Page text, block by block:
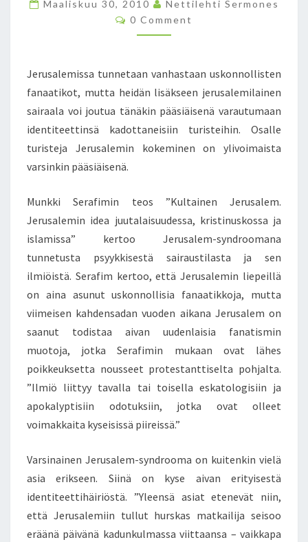
M
I
L
N
E
N
S
A
I
L
R
A
U
U
P
Ä
S
I
I
U
R
I
Maaliskuu 30, 2010
Nettilehti Sermones
C
O
N
T
S
0 Comment
Jerusalemissa tunnetaan vanhastaan uskonnollisten
fanaatikot, mutta heidän lisäkseen jerusalemilainen
sairaala voi joutua tänäkin pääsiäisenä varautumaan
identiteettinsä kadottaneisiin turisteihin. Osalle
turisteja Jerusalemin kokeminen on ylivoimaista
varsinkin pääsiäisenä.
Munkki Serafimin teos ”Kultainen Jerusalem.
Jerusalemin idea juutalaisuudessa, kristinuskossa ja
islamissa” kertoo Jerusalem-syndroomana
tunnetusta psyykkisestä sairaustilasta ja sen
ilmiöistä. Serafim kertoo, että Jerusalemin liepeillä
on aina asunut uskonnollisia fanaatikkoja, mutta
viimeisen kahdensadan vuoden aikana Jerusalem on
saanut todistaa aivan uudenlaisia fanatismin
muotoja, jotka Serafimin mukaan ovat lähes
poikkeuksetta nousseet protestanttiselta pohjalta.
”Ilmiö liittyy tavalla tai toisella eskatologisiin ja
apokalyptisiin odotuksiin, jotka ovat olleet
voimakkaita kyseisissä piireissä.”
Varsinainen Jerusalem-syndrooma on kuitenkin vielä
asia erikseen. Siinä on kyse aivan erityisestä
identiteettihäiriöstä. ”Yleensä asiat etenevät niin,
että Jerusalemiin tullut hurskas matkailija seisoo
eräänä päivänä kadunkulmassa viittaansa – vaikkapa